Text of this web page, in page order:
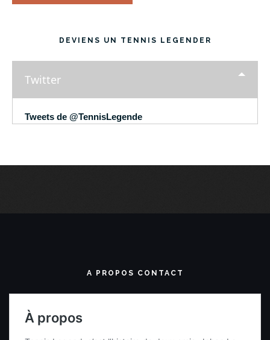
DEVIENS UN TENNIS LEGENDER
Twitter
Tweets de @TennisLegende
A PROPOS CONTACT